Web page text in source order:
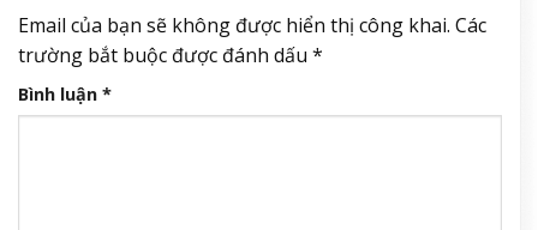
Email của bạn sẽ không được hiển thị công khai. Các
trường bắt buộc được đánh dấu *
Bình luận *